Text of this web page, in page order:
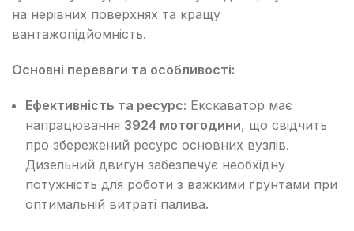
на нерівних поверхнях та кращу
вантажопідйомність.
Основні переваги та особливості:
Ефективність та ресурс: Екскаватор має
напрацювання 3924 мотогодини, що свідчить
про збережений ресурс основних вузлів.
Дизельний двигун забезпечує необхідну
потужність для роботи з важкими ґрунтами при
оптимальній витраті палива.